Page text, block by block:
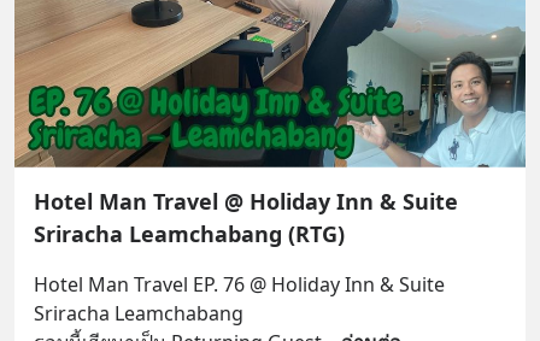
Hotel Man Travel @ Holiday Inn & Suite
Sriracha Leamchabang (RTG)
Hotel Man Travel EP. 76 @ Holiday Inn & Suite
Sriracha Leamchabang